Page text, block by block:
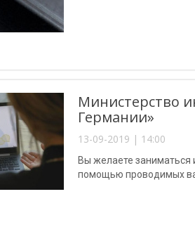
Министерство
Германии»
13-09-2019 | 14:00
Вы желаете заниматься
помощью проводимых